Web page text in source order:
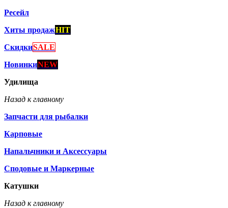
Ресейл
Хиты продажHIT
СкидкиSALE
НовинкиNEW
Удилища
Назад к главному
Запчасти для рыбалки
Карповые
Напальчники и Аксессуары
Сподовые и Маркерные
Катушки
Назад к главному